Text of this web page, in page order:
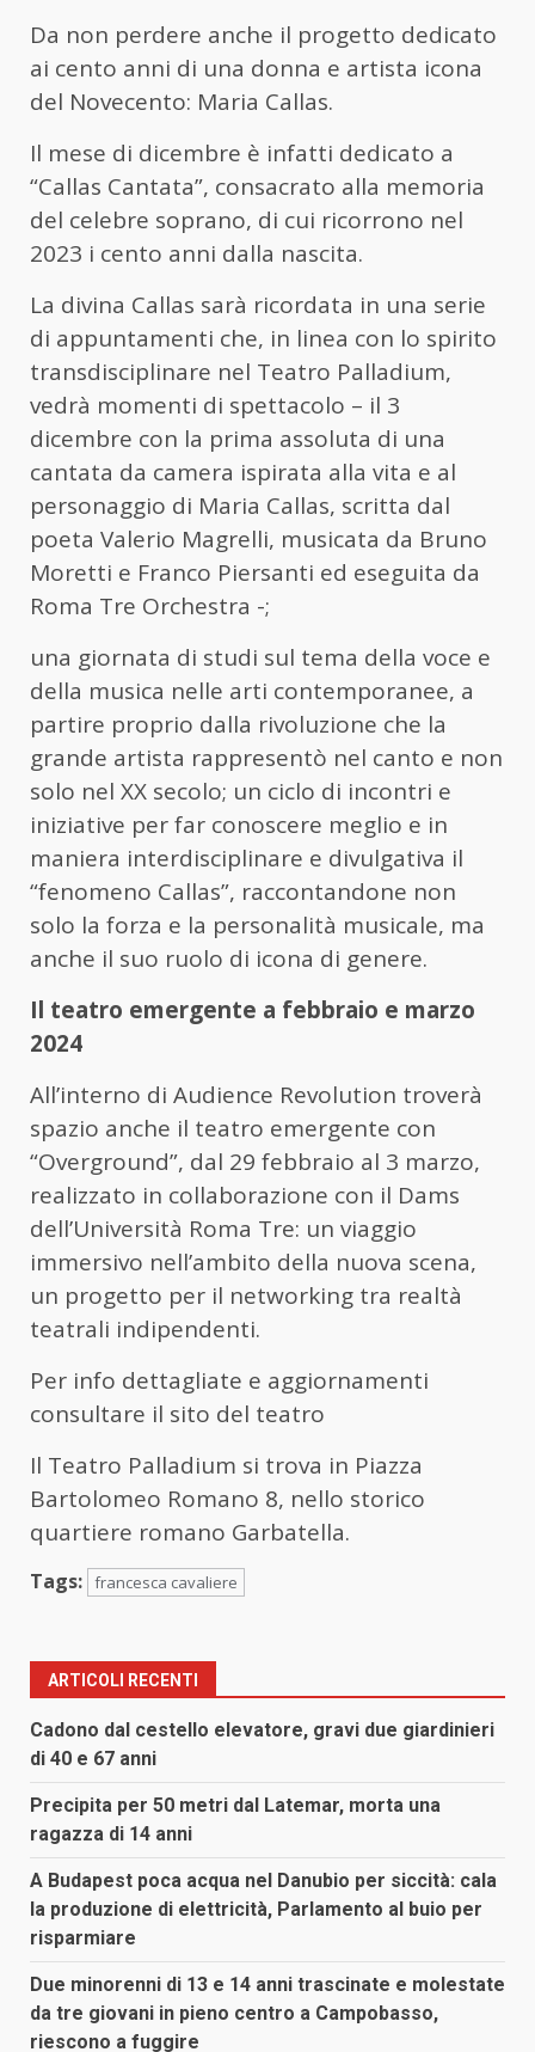
Da non perdere anche il progetto dedicato
ai cento anni di una donna e artista icona
del Novecento: Maria Callas.
Il mese di dicembre è infatti dedicato a
“Callas Cantata”, consacrato alla memoria
del celebre soprano, di cui ricorrono nel
2023 i cento anni dalla nascita.
La divina Callas sarà ricordata in una serie
di appuntamenti che, in linea con lo spirito
transdisciplinare nel Teatro Palladium,
vedrà momenti di spettacolo – il 3
dicembre con la prima assoluta di una
cantata da camera ispirata alla vita e al
personaggio di Maria Callas, scritta dal
poeta Valerio Magrelli, musicata da Bruno
Moretti e Franco Piersanti ed eseguita da
Roma Tre Orchestra -;
una giornata di studi sul tema della voce e
della musica nelle arti contemporanee, a
partire proprio dalla rivoluzione che la
grande artista rappresentò nel canto e non
solo nel XX secolo; un ciclo di incontri e
iniziative per far conoscere meglio e in
maniera interdisciplinare e divulgativa il
“fenomeno Callas”, raccontandone non
solo la forza e la personalità musicale, ma
anche il suo ruolo di icona di genere.
Il teatro emergente a febbraio e marzo
2024
All’interno di Audience Revolution troverà
spazio anche il teatro emergente con
“Overground”, dal 29 febbraio al 3 marzo,
realizzato in collaborazione con il Dams
dell’Università Roma Tre: un viaggio
immersivo nell’ambito della nuova scena,
un progetto per il networking tra realtà
teatrali indipendenti.
Per info dettagliate e aggiornamenti
consultare il sito del teatro
Il Teatro Palladium si trova in Piazza
Bartolomeo Romano 8, nello storico
quartiere romano Garbatella.
Tags: francesca cavaliere
ARTICOLI RECENTI
Cadono dal cestello elevatore, gravi due giardinieri
di 40 e 67 anni
Precipita per 50 metri dal Latemar, morta una
ragazza di 14 anni
A Budapest poca acqua nel Danubio per siccità: cala
la produzione di elettricità, Parlamento al buio per
risparmiare
Due minorenni di 13 e 14 anni trascinate e molestate
da tre giovani in pieno centro a Campobasso,
riescono a fuggire